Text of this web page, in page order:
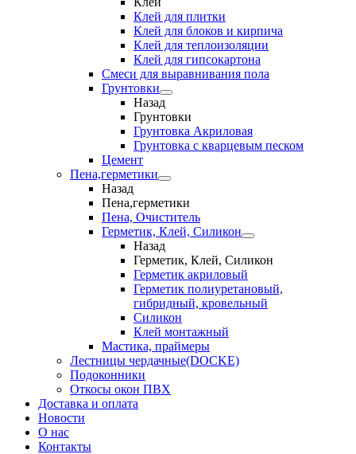
Клей для плитки
Клей для блоков и кирпича
Клей для теплоизоляции
Клей для гипсокартона
Смеси для выравнивания пола
Грунтовки
Назад
Грунтовки
Грунтовка Акриловая
Грунтовка с кварцевым песком
Цемент
Пена,герметики
Назад
Пена,герметики
Пена, Очиститель
Герметик, Клей, Силикон
Назад
Герметик, Клей, Силикон
Герметик акриловый
Герметик полиуретановый,
гибридный, кровельный
Силикон
Клей монтажный
Мастика, праймеры
Лестницы чердачные(DOCKE)
Подоконники
Откосы окон ПВХ
Доставка и оплата
Новости
О нас
Контакты